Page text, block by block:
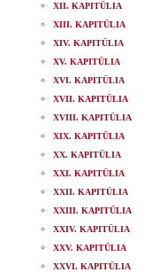
XII. KAPITÜLIA
XIII. KAPITÜLIA
XIV. KAPITÜLIA
XV. KAPITÜLIA
XVI. KAPITÜLIA
XVII. KAPITÜLIA
XVIII. KAPITÜLIA
XIX. KAPITÜLIA
XX. KAPITÜLIA
XXI. KAPITÜLIA
XXII. KAPITÜLIA
XXIII. KAPITÜLIA
XXIV. KAPITÜLIA
XXV. KAPITÜLIA
XXVI. KAPITÜLIA